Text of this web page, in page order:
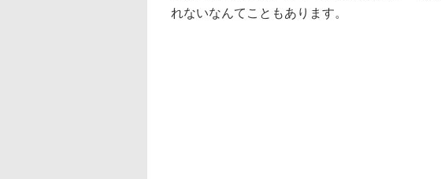
れないなんてこともあります。